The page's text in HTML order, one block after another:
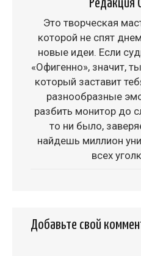
Редакция
Это творческая
которой не спят
новые идеи. Если
«Офигенно», значит,
который заставит
разнообразные
разбить монитор до
то ни было,
найдешь миллион
всех
Добавьте свой